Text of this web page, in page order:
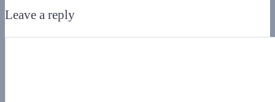
Leave a reply